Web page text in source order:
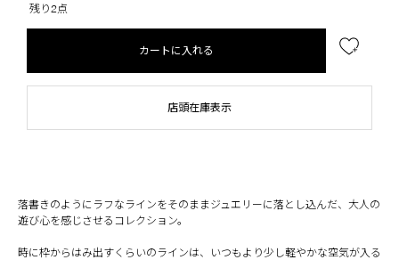
残り2点
カートに入れる
店頭在庫表示
落書きのようにラフなラインをそのままジュエリーに落とし込んだ、大人の
遊び心を感じさせるコレクション。
時に枠からはみ出すくらいのラインは、いつもより少し軽やかな空気が入る